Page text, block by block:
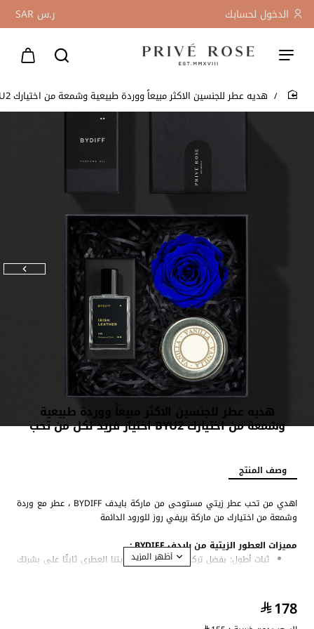
الدخول لحسابك ر.س SAR
home هديه عطر للجنسين الاكثر مبيعاً ووردة طبيعية وشمعة من اختيارك BYU2
هديه عطر للجنسين الاكثر مبيعاً ووردة طبيعية
وشمعة من اختيارك BYU2 اختيار فريد لكل من تحب
وصف المنتج
اهدي من تحب عطر زيتي مستوحى من ماركة بايدف BYDIFF ، عطر مع وردة
وشمعة من اختيارك من ماركة بريفي روز للورود الدائمة
مميزات العطور الزيتية من بايدف BYDIFF :
ثبات أطول: بفضل تركيزه العالي، يبقى زيتنا العطري ثابتًا على بشرتك
يجعله مناسبًا للبشرة الحساسة. 178